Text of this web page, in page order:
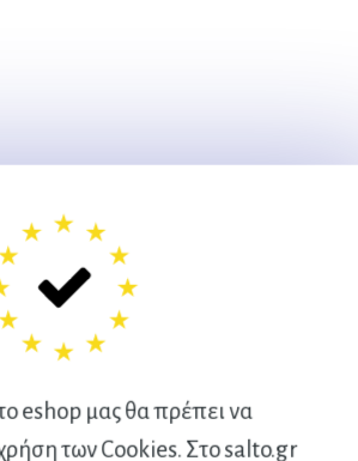
eshop μας θα πρέπει να
των Cookies. Στο salto.gr